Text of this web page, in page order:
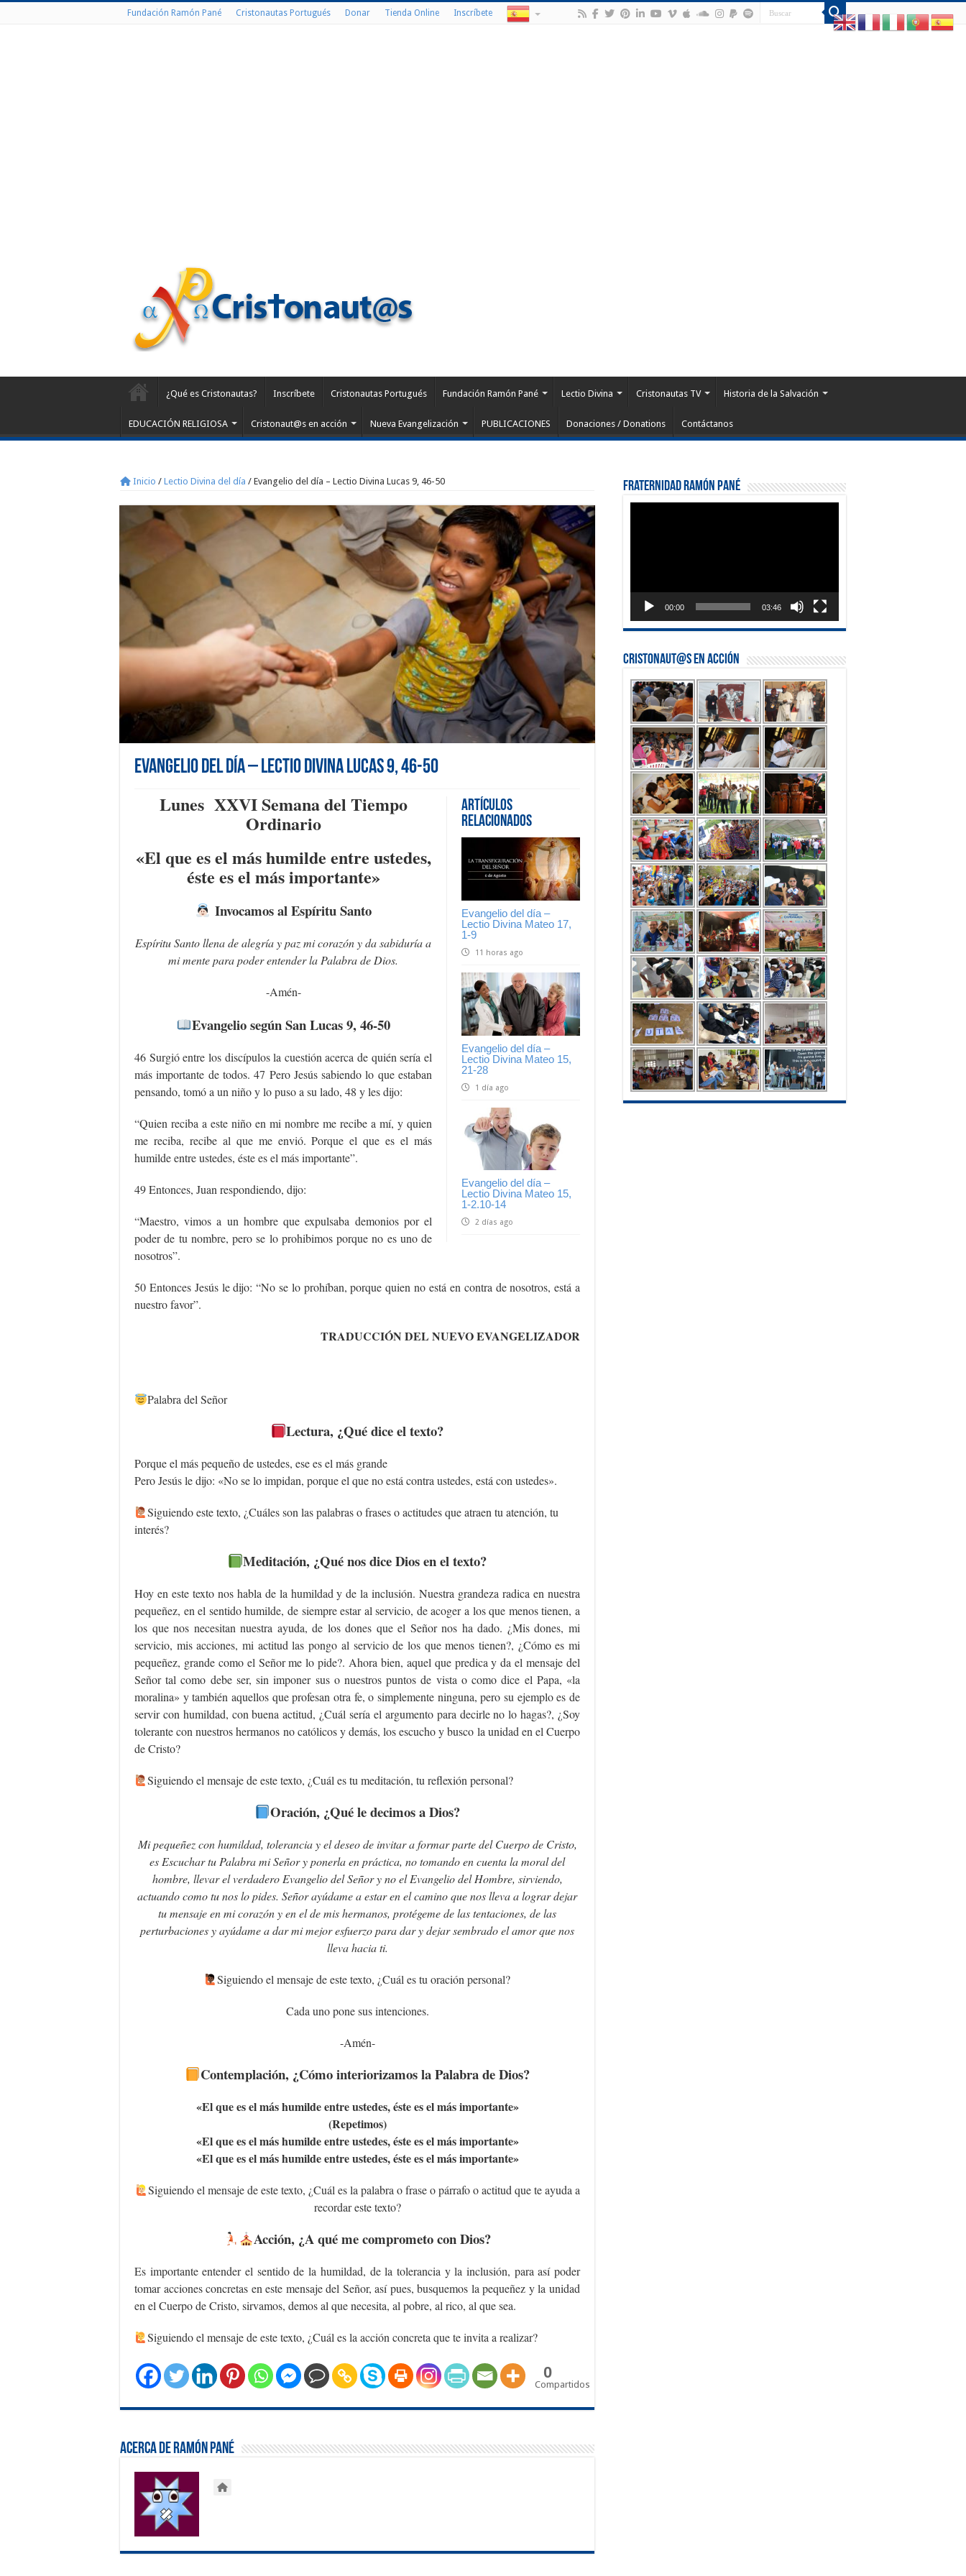
Fundación Ramón Pané Cristonautas Portugués Donar Tienda Online Inscríbete
¿Qué es Cristonautas? Inscríbete Cristonautas Portugués Fundación Ramón Pané Lectio Divina Cristonautas TV Historia de la Salvación
EDUCACIÓN RELIGIOSA Cristonaut@s en acción Nueva Evangelización PUBLICACIONES Donaciones / Donations Contáctanos
Inicio / Lectio Divina del día / Evangelio del día – Lectio Divina Lucas 9, 46-50
Evangelio del día – Lectio Divina Lucas 9, 46-50
Artículos
Relacionados
Evangelio del día –
Lectio Divina Mateo 17,
1-9
11 horas ago
Evangelio del día –
Lectio Divina Mateo 15,
21-28
1 día ago
Evangelio del día –
Lectio Divina Mateo 15,
1-2.10-14
2 días ago
Lunes XXVI Semana del Tiempo
Ordinario
«El que es el más humilde entre ustedes,
éste es el más importante»
Invocamos al Espíritu Santo
Espíritu Santo llena de alegría y paz mi corazón y da sabiduría a
mi mente para poder entender la Palabra de Dios.
-Amén-
Evangelio según San Lucas 9, 46-50
46 Surgió entre los discípulos la cuestión acerca de quién sería el
más importante de todos. 47 Pero Jesús sabiendo lo que estaban
pensando, tomó a un niño y lo puso a su lado, 48 y les dijo:
“Quien reciba a este niño en mi nombre me recibe a mí, y quien
me reciba, recibe al que me envió. Porque el que es el más
humilde entre ustedes, éste es el más importante”.
49 Entonces, Juan respondiendo, dijo:
“Maestro, vimos a un hombre que expulsaba demonios por el
poder de tu nombre, pero se lo prohibimos porque no es uno de
nosotros”.
50 Entonces Jesús le dijo: “No se lo prohíban, porque quien no está en contra de nosotros, está a
nuestro favor”.
TRADUCCIÓN DEL NUEVO EVANGELIZADOR
Palabra del Señor
Lectura, ¿Qué dice el texto?
Porque el más pequeño de ustedes, ese es el más grande
Pero Jesús le dijo: «No se lo impidan, porque el que no está contra ustedes, está con ustedes».
Siguiendo este texto, ¿Cuáles son las palabras o frases o actitudes que atraen tu atención, tu
interés?
Meditación, ¿Qué nos dice Dios en el texto?
Hoy en este texto nos habla de la humildad y de la inclusión. Nuestra grandeza radica en nuestra
pequeñez, en el sentido humilde, de siempre estar al servicio, de acoger a los que menos tienen, a
los que nos necesitan nuestra ayuda, de los dones que el Señor nos ha dado. ¿Mis dones, mi
servicio, mis acciones, mi actitud las pongo al servicio de los que menos tienen?, ¿Cómo es mi
pequeñez, grande como el Señor me lo pide?. Ahora bien, aquel que predica y da el mensaje del
Señor tal como debe ser, sin imponer sus o nuestros puntos de vista o como dice el Papa, «la
moralina» y también aquellos que profesan otra fe, o simplemente ninguna, pero su ejemplo es de
servir con humildad, con buena actitud, ¿Cuál sería el argumento para decirle no lo hagas?, ¿Soy
tolerante con nuestros hermanos no católicos y demás, los escucho y busco la unidad en el Cuerpo
de Cristo?
Siguiendo el mensaje de este texto, ¿Cuál es tu meditación, tu reflexión personal?
Oración, ¿Qué le decimos a Dios?
Mi pequeñez con humildad, tolerancia y el deseo de invitar a formar parte del Cuerpo de Cristo,
es Escuchar tu Palabra mi Señor y ponerla en práctica, no tomando en cuenta la moral del
hombre, llevar el verdadero Evangelio del Señor y no el Evangelio del Hombre, sirviendo,
actuando como tu nos lo pides. Señor ayúdame a estar en el camino que nos lleva a lograr dejar
tu mensaje en mi corazón y en el de mis hermanos, protégeme de las tentaciones, de las
perturbaciones y ayúdame a dar mi mejor esfuerzo para dar y dejar sembrado el amor que nos
lleva hacia ti.
Siguiendo el mensaje de este texto, ¿Cuál es tu oración personal?
Cada uno pone sus intenciones.
-Amén-
Contemplación, ¿Cómo interiorizamos la Palabra de Dios?
«El que es el más humilde entre ustedes, éste es el más importante»
(Repetimos)
«El que es el más humilde entre ustedes, éste es el más importante»
«El que es el más humilde entre ustedes, éste es el más importante»
Siguiendo el mensaje de este texto, ¿Cuál es la palabra o frase o párrafo o actitud que te ayuda a
recordar este texto?
Acción, ¿A qué me comprometo con Dios?
Es importante entender el sentido de la humildad, de la tolerancia y la inclusión, para así poder
tomar acciones concretas en este mensaje del Señor, así pues, busquemos la pequeñez y la unidad
en el Cuerpo de Cristo, sirvamos, demos al que necesita, al pobre, al rico, al que sea.
Siguiendo el mensaje de este texto, ¿Cuál es la acción concreta que te invita a realizar?
0
Compartidos
Acerca de Ramón Pané
Fraternidad Ramón Pané
00:00 03:46
Cristonaut@s en Acción